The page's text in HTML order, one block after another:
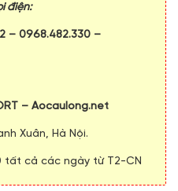
điện:
– 0968.482.330 –
– Aocaulong.net
Xuân, Hà Nội.
tất cả các ngày từ T2-CN